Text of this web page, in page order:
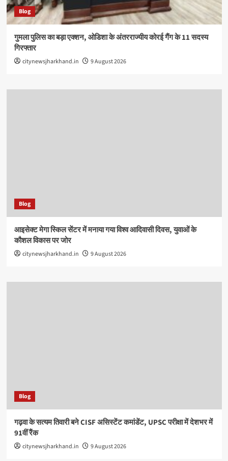
Blog
गुमला पुलिस का बड़ा एक्शन, ओडिशा के अंतरराज्यीय कोरई गैंग के 11 सदस्य
गिरफ्तार
citynewsjharkhand.in 9 August 2026
Blog
आइसेक्ट मेगा स्किल सेंटर में मनाया गया विश्व आदिवासी दिवस, युवाओं के
कौशल विकास पर जोर
citynewsjharkhand.in 9 August 2026
Blog
गढ़वा के सत्यम तिवारी बने CISF असिस्टेंट कमांडेंट, UPSC परीक्षा में देशभर में
91वीं रैंक
citynewsjharkhand.in 9 August 2026